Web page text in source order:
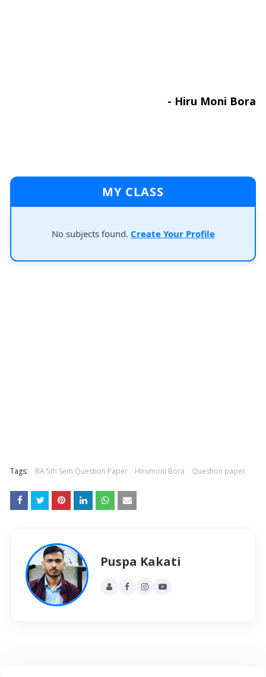
- Hiru Moni Bora
MY CLASS
No subjects found. Create Your Profile
Tags: BA 5th Sem Question Paper Hirumoni Bora Question paper
Puspa Kakati